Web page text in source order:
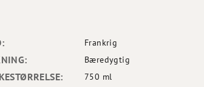
Frankrig
Bæredygtig
750 ml